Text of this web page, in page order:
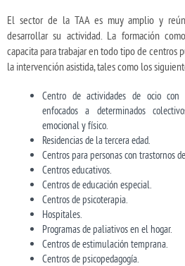
El sector de la TAA es muy amplio y
desarrollar su actividad. La formación
capacita para trabajar en todo tipo de centros
la intervención asistida, tales como los
Centro de actividades de ocio con
enfocados a determinados
emocional y físico.
Residencias de la tercera edad.
Centros para personas con trastornos
Centros educativos.
Centros de educación especial.
Centros de psicoterapia.
Hospitales.
Programas de paliativos en el hogar.
Centros de estimulación temprana.
Centros de psicopedagogía.